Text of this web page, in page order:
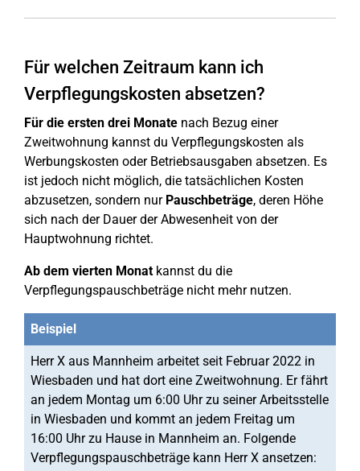
Für welchen Zeitraum kann ich
Verpflegungskosten absetzen?
Für die ersten drei Monate nach Bezug einer
Zweitwohnung kannst du Verpflegungskosten als
Werbungskosten oder Betriebsausgaben absetzen. Es
ist jedoch nicht möglich, die tatsächlichen Kosten
abzusetzen, sondern nur Pauschbeträge, deren Höhe
sich nach der Dauer der Abwesenheit von der
Hauptwohnung richtet.
Ab dem vierten Monatkannst du die
Verpflegungspauschbeträge nicht mehr nutzen.
Beispiel
Herr X aus Mannheim arbeitet seit Februar 2022 in
Wiesbaden und hat dort eine Zweitwohnung. Er fährt
an jedem Montag um 6:00 Uhr zu seiner Arbeitsstelle
in Wiesbaden und kommt an jedem Freitag um
16:00 Uhr zu Hause in Mannheim an. Folgende
Verpflegungspauschbeträge kann Herr X ansetzen: